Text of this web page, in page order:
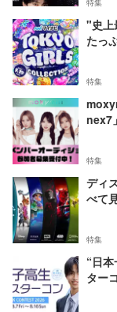
特集
"史上
たっ
特集
nex7」
特集
ディ
べて
特集
“日
ター